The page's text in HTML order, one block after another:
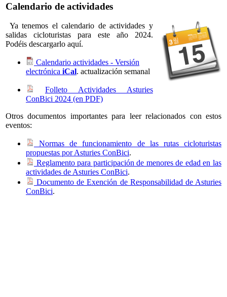
Calendario de actividades
Ya tenemos el calendario de actividades y
salidas cicloturistas para este año 2024.
Podéis descargarlo aquí.
Calendario actividades - Versión
electrónica iCal. actualización semanal
Folleto Actividades Asturies
ConBici 2024 (en PDF)
Otros documentos importantes para leer relacionados con estos
eventos:
Normas de funcionamiento de las rutas cicloturistas
propuestas por Asturies ConBici.
Reglamento para participación de menores de edad en las
actividades de Asturies ConBici.
Documento de Exención de Responsabilidad de Asturies
ConBici.